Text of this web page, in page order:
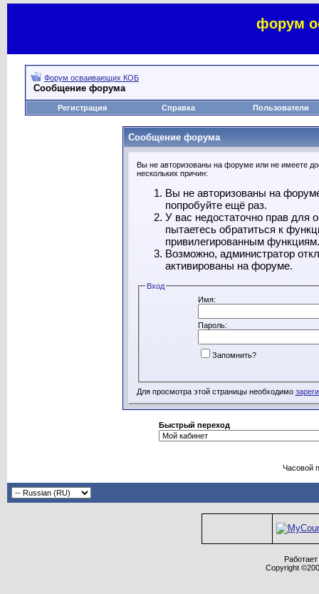
форум
Форум осваивающих КОБ
Сообщение форума
Регистрация Справка Пользователи
Сообщение форума
Вы не авторизованы на форуме или не имеете
нескольких причин:
Вы не авторизованы на
попробуйте ещё раз.
У вас недостаточно прав для
пытаетесь обратиться к
привилегированным функциям.
Возможно, администратор
активированы на форуме.
Вход
Имя:
Пароль:
Запомнить?
Для просмотра этой страницы необходимо
Быстрый переход
Часовой
Copyright